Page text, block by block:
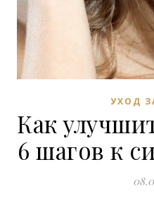
УХОД
Как
6 шагов к